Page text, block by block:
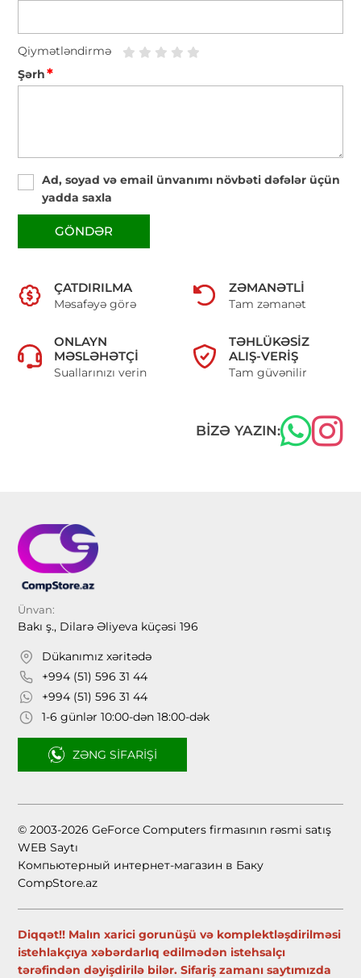
Qiymətləndirmə
Şərh*
Ad, soyad və email ünvanımı növbəti dəfələr üçün
yadda saxla
GÖNDƏR
ÇATDIRILMA
Məsafəyə görə
ZƏMANƏTLI
Tam zəmanət
ONLAYN
MƏSLƏHƏTÇI
Suallarınızı verin
TƏHLÜKƏSIZ
ALIŞ-VERIŞ
Tam güvənilir
BIZƏ YAZIN:
Ünvan:
Bakı ş., Dilarə Əliyeva küçəsi 196
Dükanımız xəritədə
+994 (51) 596 31 44
+994 (51) 596 31 44
1-6 günlər 10:00-dən 18:00-dək
ZƏNG SIFARIŞI
© 2003-2026 GeForce Computers firmasının rəsmi satış
WEB Saytı
Компьютерный интернет-магазин в Баку
CompStore.az
Diqqət!! Malın xarici gorunüşü və komplektləşdirilməsi
istehlakçıya xəbərdarlıq edilmədən istehsalçı
tərəfindən dəyişdirilə bilər. Sifariş zamanı saytımızda